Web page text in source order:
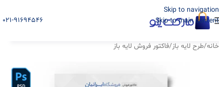
Skip to navigation
Skip to main content
021-91694546
خانه/طرح لایه باز/فاکتور فروش لایه باز